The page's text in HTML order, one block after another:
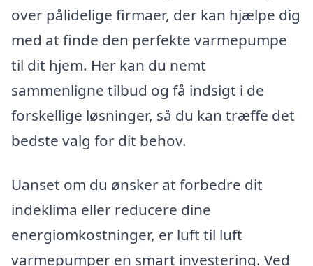
over pålidelige firmaer, der kan hjælpe dig
med at finde den perfekte varmepumpe
til dit hjem. Her kan du nemt
sammenligne tilbud og få indsigt i de
forskellige løsninger, så du kan træffe det
bedste valg for dit behov.
Uanset om du ønsker at forbedre dit
indeklima eller reducere dine
energiomkostninger, er luft til luft
varmepumper en smart investering. Ved